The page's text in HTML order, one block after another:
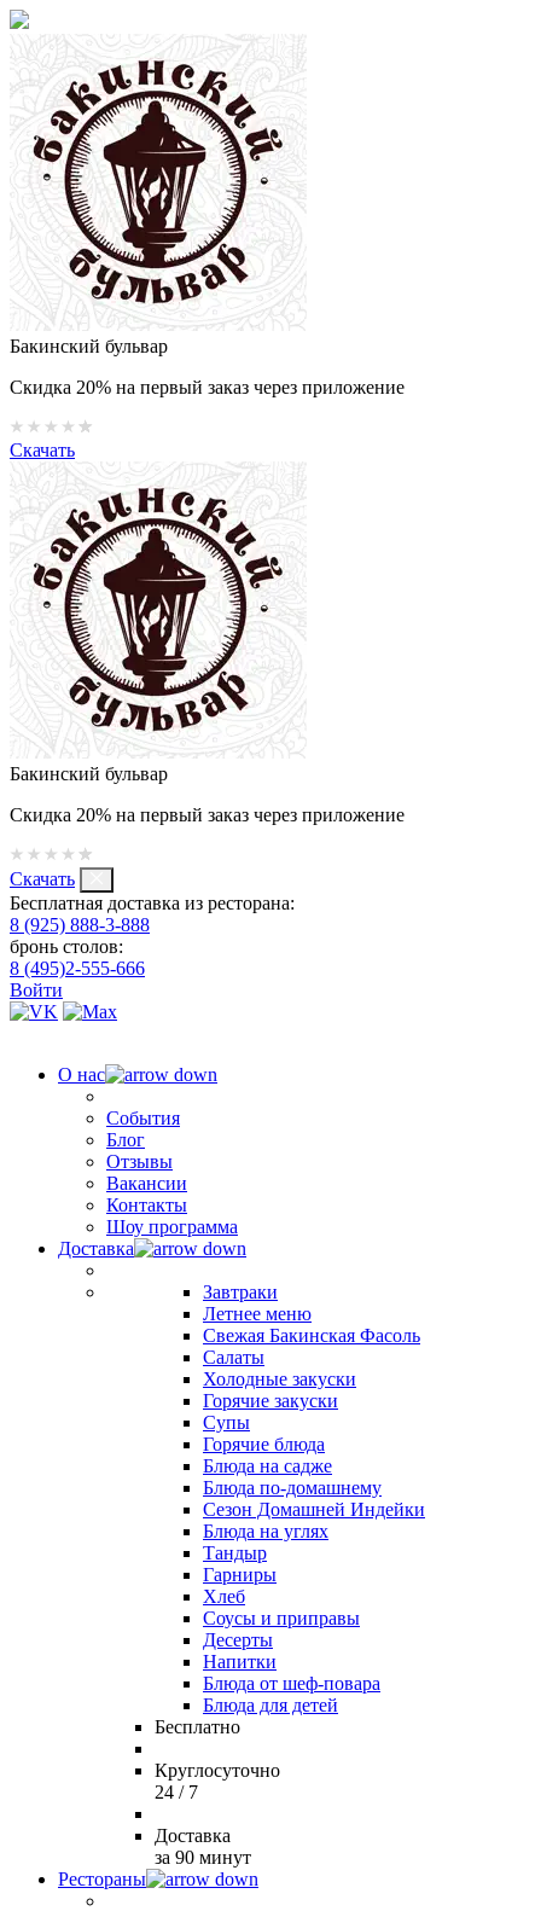
Бакинский бульвар
Скидка 20% на первый заказ через приложение
Скачать
Бакинский бульвар
Скидка 20% на первый заказ через приложение
Скачать
Бесплатная доставка из ресторана:
8 (925) 888-3-888
бронь столов:
8 (495)2-555-666
Войти
О нас
События
Блог
Отзывы
Вакансии
Контакты
Шоу программа
Доставка
Завтраки
Летнее меню
Свежая Бакинская Фасоль
Салаты
Холодные закуски
Горячие закуски
Супы
Горячие блюда
Блюда на садже
Блюда по-домашнему
Сезон Домашней Индейки
Блюда на углях
Тандыр
Гарниры
Хлеб
Соусы и приправы
Десерты
Напитки
Блюда от шеф-повара
Блюда для детей
Бесплатно
Круглосуточно
24 / 7
Доставка
за 90 минут
Рестораны